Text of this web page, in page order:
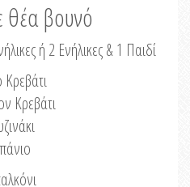
θέα βουνό
ή 2 Ενήλικες & 1 Παιδί
Κρεβάτι
Κρεβάτι